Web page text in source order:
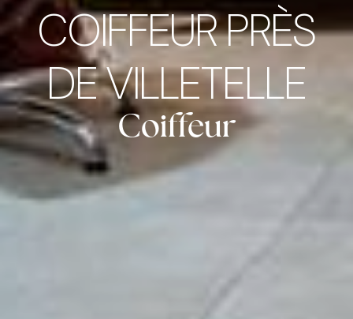
COIFFEUR PRÈS
DE VILLETELLE
Coiffeur